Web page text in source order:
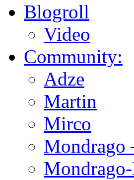
Blogroll
Video
Community:
Adze
Martin
Mirco
Mondrago